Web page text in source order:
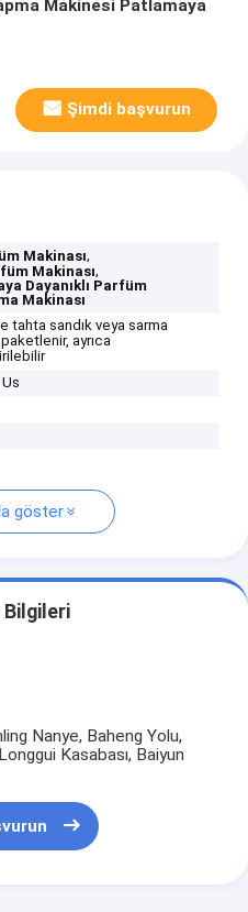
Makinesi Patlamaya
Şimdi başvurun
Makinası,
Makinası,
Dayanıklı Parfüm
Makinası
tahta sandık veya sarma
ayrıca
göster
Bilgileri
Nanye, Baheng Yolu,
Kasabası, Baiyun